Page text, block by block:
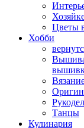
Цветы
Хобби
Танцы
Кулинария